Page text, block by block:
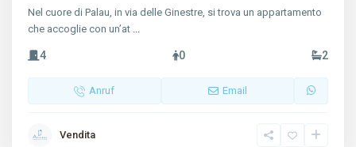
Nel cuore di Palau, in via delle Ginestre, si trova un appartamento
che accoglie con un’at ...
4 0 2
Anruf Email
Vendita